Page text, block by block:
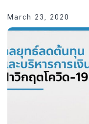
March 23, 2020